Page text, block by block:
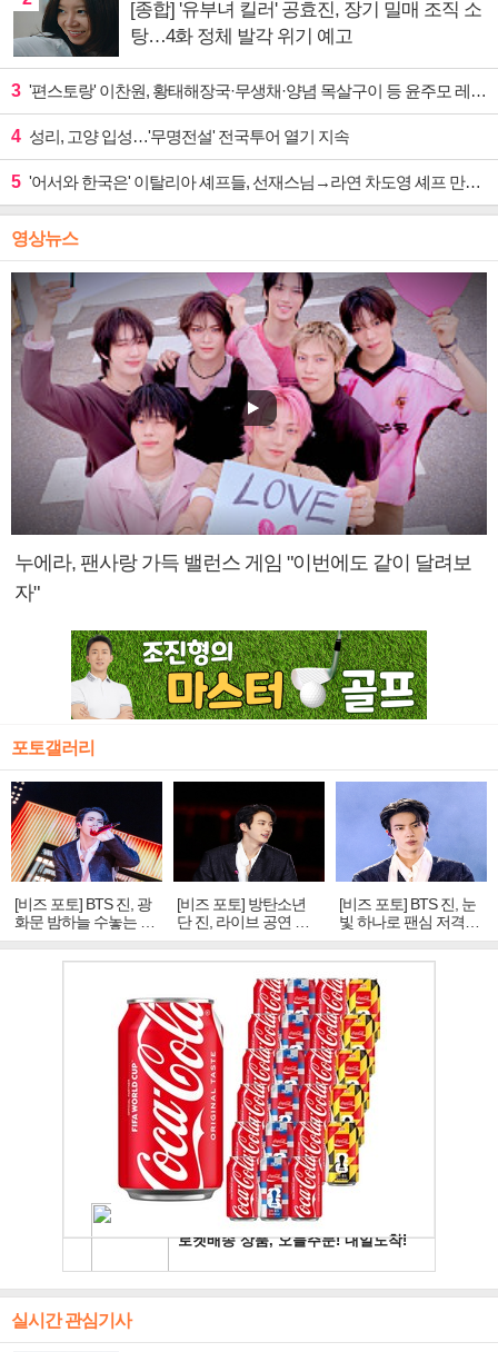
[종합] '유부녀 킬러' 공효진, 장기 밀매 조직 소
탕…4화 정체 발각 위기 예고
3 '편스토랑' 이찬원, 황태해장국·무생채·양념 목살구이 등 윤주모 레시피 섭렵
4 성리, 고양 입성…'무명전설' 전국투어 열기 지속
5 '어서와 한국은' 이탈리아 셰프들, 선재스님→라연 차도영 셰프 만난다
영상뉴스
누에라, 팬사랑 가득 밸런스 게임 "이번에도 같이 달려보
자"
포토갤러리
[비즈 포토] BTS 진, 광
화문 밤하늘 수놓는 '비
주얼 킹'의 열창
[비즈 포토] 방탄소년
단 진, 라이브 공연 중
빛나는 독보적 아우라
[비즈 포토] BTS 진, 눈
빛 하나로 팬심 저격…
독보적 카리스마
실시간 관심기사